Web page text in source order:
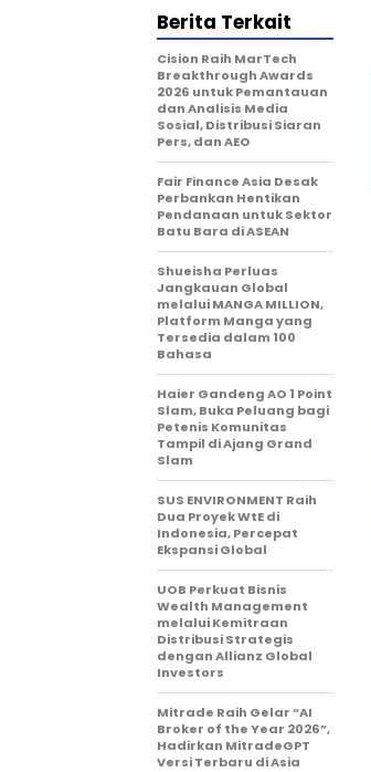
Berita Terkait
Cision Raih MarTech
Breakthrough Awards
2026 untuk Pemantauan
dan Analisis Media
Sosial, Distribusi Siaran
Pers, dan AEO
Fair Finance Asia Desak
Perbankan Hentikan
Pendanaan untuk Sektor
Batu Bara di ASEAN
Shueisha Perluas
Jangkauan Global
melalui MANGA MILLION,
Platform Manga yang
Tersedia dalam 100
Bahasa
Haier Gandeng AO 1 Point
Slam, Buka Peluang bagi
Petenis Komunitas
Tampil di Ajang Grand
Slam
SUS ENVIRONMENT Raih
Dua Proyek WtE di
Indonesia, Percepat
Ekspansi Global
UOB Perkuat Bisnis
Wealth Management
melalui Kemitraan
Distribusi Strategis
dengan Allianz Global
Investors
Mitrade Raih Gelar “AI
Broker of the Year 2026”,
Hadirkan MitradeGPT
Versi Terbaru di Asia